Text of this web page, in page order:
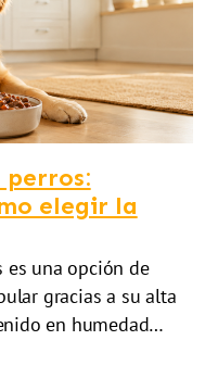
perros:
elegir la
es una opción de
gracias a su alta
en humedad…